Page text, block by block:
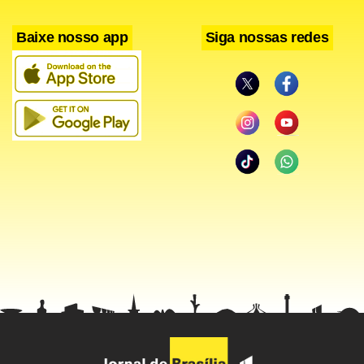
Baixe nosso app Siga nossas redes